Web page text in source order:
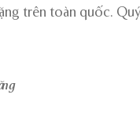
trên toàn quốc.